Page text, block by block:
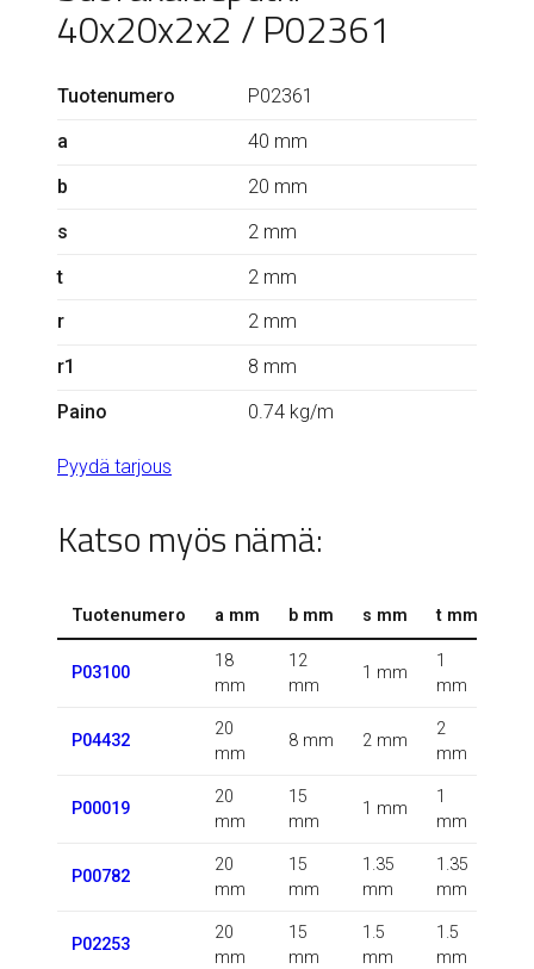
40x20x2x2 / P02361
Tuotenumero
P02361
a
40 mm
b
20 mm
s
2 mm
t
2 mm
r
2 mm
r1
8 mm
Paino
0.74 kg/m
Pyydä tarjous
Katso myös nämä:
Tuotenumero a mm b mm s mm t mm
P03100
18
mm
12
mm
1 mm
1
mm
P04432
20
mm
8 mm 2 mm
2
mm
P00019
20
mm
15
mm
1 mm
1
mm
P00782
20
mm
15
mm
1.35
mm
1.35
mm
P02253
20
mm
15
mm
1.5
mm
1.5
mm